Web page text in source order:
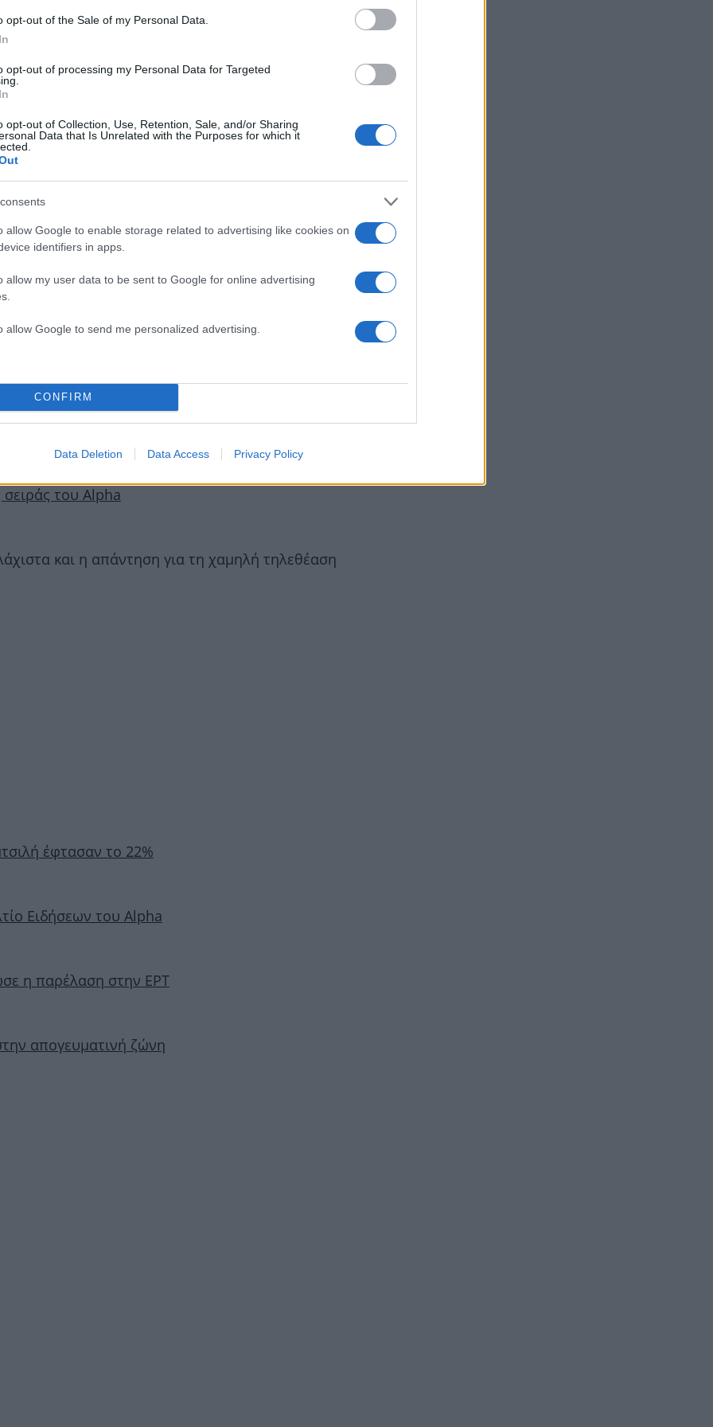
opt-out of the Sale of my Personal Data.
opt-out of processing my Personal Data for Targeted
opt-out of Collection, Use, Retention, Sale, and/or Sharing
Data that Is Unrelated with the Purposes for which it
allow Google to enable storage related to advertising like cookies on
identifiers in apps.
allow my user data to be sent to Google for online advertising
allow Google to send me personalized advertising.
CONFIRM
Data Deletion Data Access Privacy Policy
και την προηγούμενη εβδομάδα
– Άγγιξε το 46,8% σε επιμέρους κοινό
με τη Δέσποινα Βανδή
για τον Αναστάσιο Ράμμο
του Alpha
και η απάντηση για τη χαμηλή τηλεθέαση
έφτασαν το 22%
Ειδήσεων του Alpha
η παρέλαση στην ΕΡΤ
απογευματινή ζώνη